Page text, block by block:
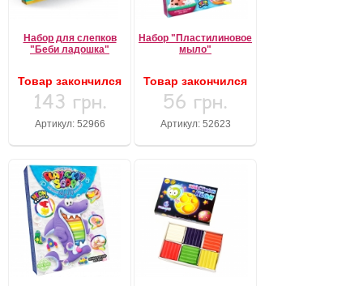
Набор для слепков
"Беби ладошка"
Товар закончился
143 грн.
Артикул: 52966
Набор "Пластилиновое
мыло"
Товар закончился
56 грн.
Артикул: 52623